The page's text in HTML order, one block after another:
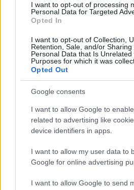
I want to opt-out of processing
Personal Data for Targeted
Opted In
I want to opt-out of Collection,
Retention, Sale, and/or Sharing
Personal Data that Is Unrelated
Purposes for which it was
Opted Out
Google consents
I want to allow Google to
related to advertising like
device identifiers in apps.
I want to allow my user data to
Google for online advertising
I want to allow Google to send
A Hotel Silvanus**** 1999-ben lett
Immár két évtizede bizonyítja
védelme és a természetbarát
HÍRLEVÉL